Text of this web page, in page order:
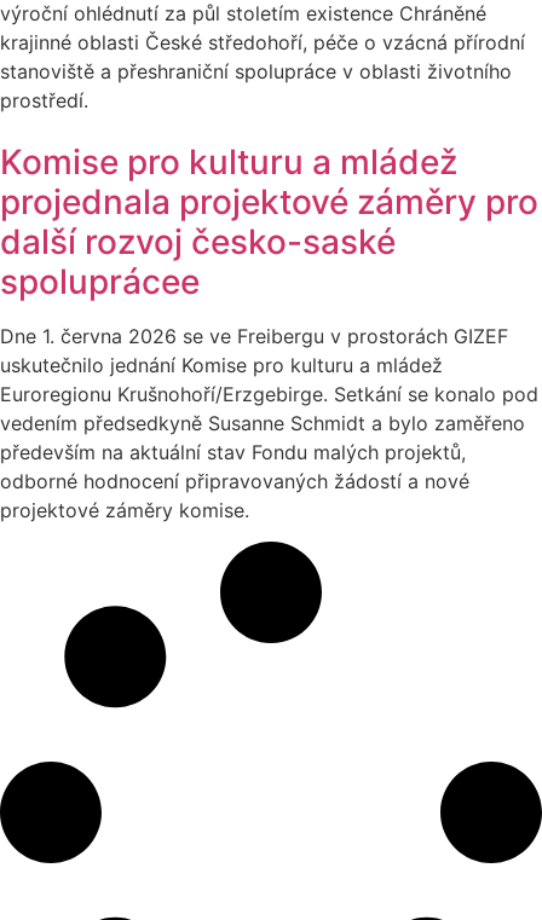
výroční ohlédnutí za půl stoletím existence Chráněné
krajinné oblasti České středohoří, péče o vzácná přírodní
stanoviště a přeshraniční spolupráce v oblasti životního
prostředí.
Komise pro kulturu a mládež
projednala projektové záměry pro
další rozvoj česko-saské
spoluprácee
Dne 1. června 2026 se ve Freibergu v prostorách GIZEF
uskutečnilo jednání Komise pro kulturu a mládež
Euroregionu Krušnohoří/Erzgebirge. Setkání se konalo pod
vedením předsedkyně Susanne Schmidt a bylo zaměřeno
především na aktuální stav Fondu malých projektů,
odborné hodnocení připravovaných žádostí a nové
projektové záměry komise.